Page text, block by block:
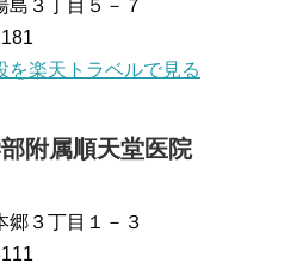
島３丁目５－７
を楽天トラベルで見る
附属順天堂医院
郷３丁目１－３